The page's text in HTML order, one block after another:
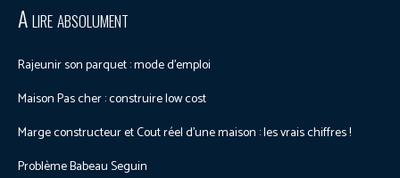
A lire absolument
Rajeunir son parquet : mode d’emploi
Maison Pas cher : construire low cost
Marge constructeur et Cout réel d’une maison : les vrais chiffres !
Problème Babeau Seguin